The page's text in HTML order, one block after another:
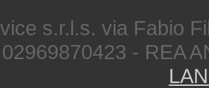
s.r.l.s. via Fabio
- REA